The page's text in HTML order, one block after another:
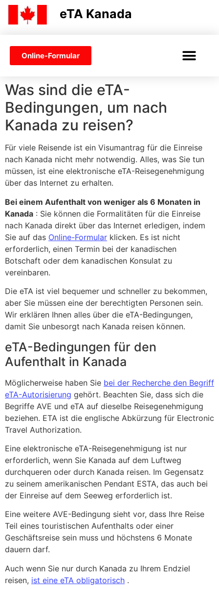
eTA Kanada
Online-Formular
Was sind die eTA-
Bedingungen, um nach
Kanada zu reisen?
Für viele Reisende ist ein Visumantrag für die Einreise
nach Kanada nicht mehr notwendig. Alles, was Sie tun
müssen, ist eine elektronische eTA-Reisegenehmigung
über das Internet zu erhalten.
Bei einem Aufenthalt von weniger als 6 Monaten in
Kanada : Sie können die Formalitäten für die Einreise
nach Kanada direkt über das Internet erledigen, indem
Sie auf das Online-Formular klicken. Es ist nicht
erforderlich, einen Termin bei der kanadischen
Botschaft oder dem kanadischen Konsulat zu
vereinbaren.
Die eTA ist viel bequemer und schneller zu bekommen,
aber Sie müssen eine der berechtigten Personen sein.
Wir erklären Ihnen alles über die eTA-Bedingungen,
damit Sie unbesorgt nach Kanada reisen können.
eTA-Bedingungen für den
Aufenthalt in Kanada
Möglicherweise haben Sie bei der Recherche den Begriff
eTA-Autorisierung gehört. Beachten Sie, dass sich die
Begriffe AVE und eTA auf dieselbe Reisegenehmigung
beziehen. ETA ist die englische Abkürzung für Electronic
Travel Authorization.
Eine elektronische eTA-Reisegenehmigung ist nur
erforderlich, wenn Sie Kanada auf dem Luftweg
durchqueren oder durch Kanada reisen. Im Gegensatz
zu seinem amerikanischen Pendant ESTA, das auch bei
der Einreise auf dem Seeweg erforderlich ist.
Eine weitere AVE-Bedingung sieht vor, dass Ihre Reise
Teil eines touristischen Aufenthalts oder einer
Geschäftsreise sein muss und höchstens 6 Monate
dauern darf.
Auch wenn Sie nur durch Kanada zu Ihrem Endziel
reisen, ist eine eTA obligatorisch .